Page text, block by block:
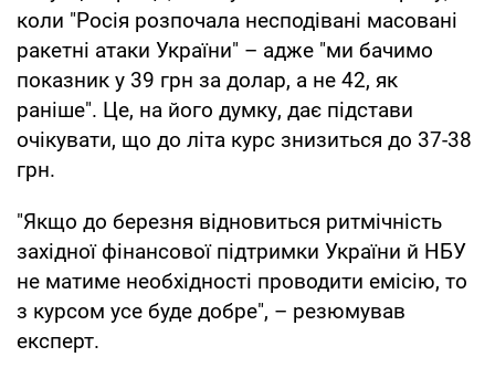
коли "Росія розпочала несподівані масовані
ракетні атаки України" – адже "ми бачимо
показник у 39 грн за долар, а не 42, як
раніше". Це, на його думку, дає підстави
очікувати, що до літа курс знизиться до 37-38
грн.
"Якщо до березня відновиться ритмічність
західної фінансової підтримки України й НБУ
не матиме необхідності проводити емісію, то
з курсом усе буде добре", – резюмував
експерт.